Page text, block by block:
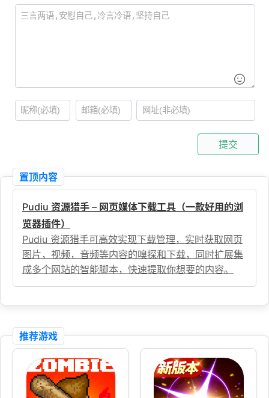
提交
置顶内容
Pudiu 资源猎手 – 网页媒体下载工具（一款好用的浏
览器插件）
Pudiu 资源猎手可高效实现下载管理，实时获取网页
图片，视频，音频等内容的嗅探和下载，同时扩展集
成多个网站的智能脚本，快速提取你想要的内容。
推荐游戏